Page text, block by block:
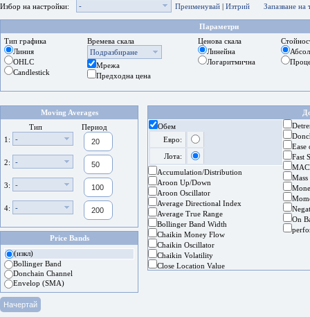
Избор на настройки: - Преименувай | Изтрий Запазване на
Параметри
Тип графика
Линия
OHLC
Candlestick
Времева скала
Подразбиране
Мрежа
Предходна цена
Ценова скала
Линейна
Логаритмична
Moving Averages
Тип
Период
1:
-
2: -
3: -
4: -
Price Bands
(изкл)
Bollinger Band
Donchain Channel
Envelop (SMA)
Обем
Евро:
Лота:
Accumulation/Distribution
Aroon Up/Down
Aroon Oscillator
Average Directional Index
Average True Range
Bollinger Band Width
Chaikin Money Flow
Chaikin Oscillator
Chaikin Volatility
Close Location Value
Ease
Fast
On